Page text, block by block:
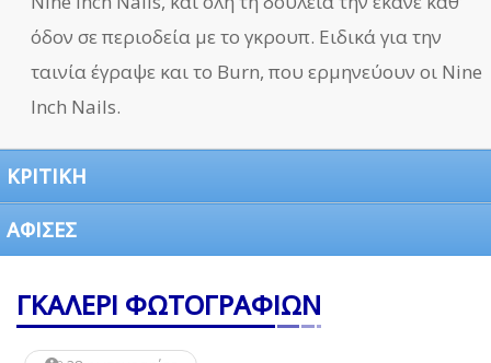
όδον σε περιοδεία με το γκρουπ. Ειδικά για την
ταινία έγραψε και το Burn, που ερμηνεύουν οι Nine
Inch Nails.
ΚΡΙΤΙΚΗ
ΑΦΙΣΕΣ
ΓΚΑΛΕΡΙ ΦΩΤΟΓΡΑΦΙΩΝ